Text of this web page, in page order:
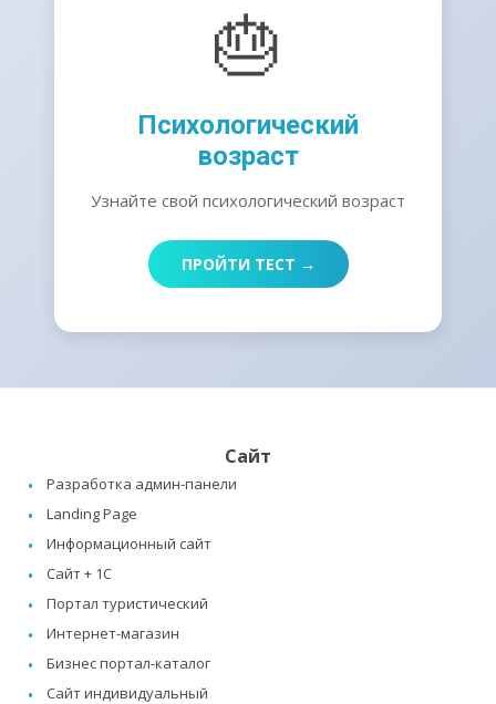
🎂
Психологический
возраст
Узнайте свой психологический возраст
ПРОЙТИ ТЕСТ →
Сайт
Разработка админ-панели
Landing Page
Информационный сайт
Сайт + 1C
Портал туристический
Интернет-магазин
Бизнес портал-каталог
Сайт индивидуальный